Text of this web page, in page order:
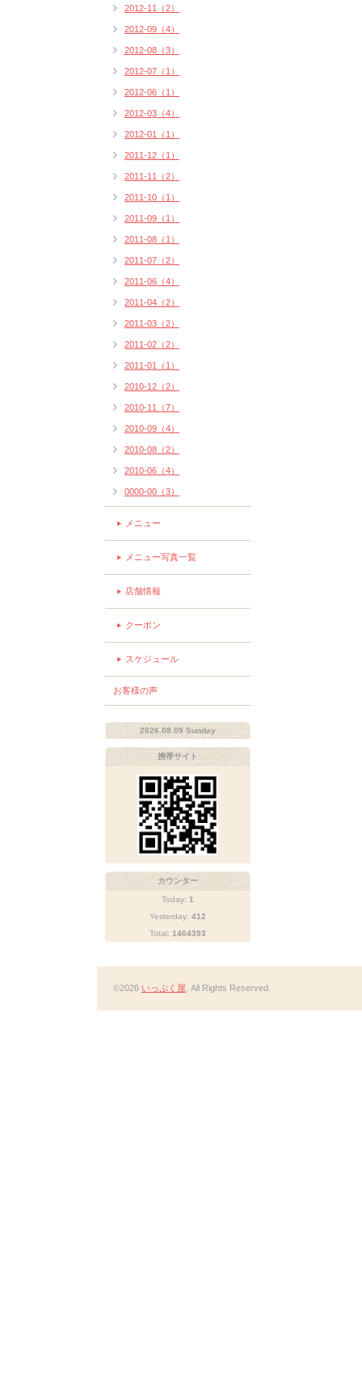
2012-11（2）
2012-09（4）
2012-08（3）
2012-07（1）
2012-06（1）
2012-03（4）
2012-01（1）
2011-12（1）
2011-11（2）
2011-10（1）
2011-09（1）
2011-08（1）
2011-07（2）
2011-06（4）
2011-04（2）
2011-03（2）
2011-02（2）
2011-01（1）
2010-12（2）
2010-11（7）
2010-09（4）
2010-08（2）
2010-06（4）
0000-00（3）
メニュー
メニュー写真一覧
店舗情報
クーポン
スケジュール
お客様の声
2026.08.09 Sunday
携帯サイト
カウンター
Today: 1
Yesterday: 412
Total: 1404393
©2026 いっぷく屋 . All Rights Reserved.